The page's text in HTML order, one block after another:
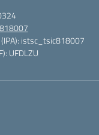
(IPA): istsc_tsic818007
UFDLZU